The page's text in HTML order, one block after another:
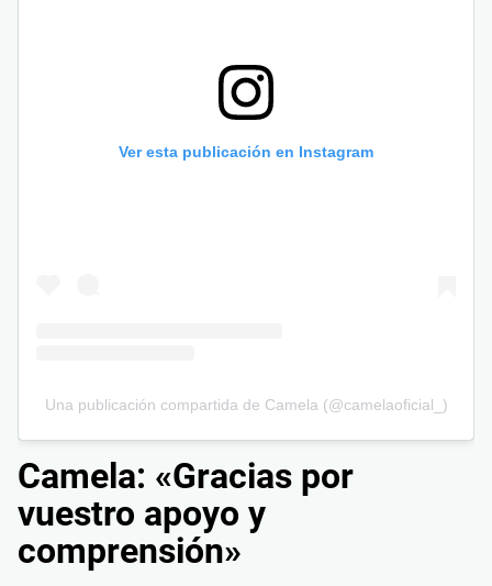
Ver esta publicación en Instagram
Una publicación compartida de Camela (@camelaoficial_)
Camela: «Gracias por
vuestro apoyo y
comprensión»